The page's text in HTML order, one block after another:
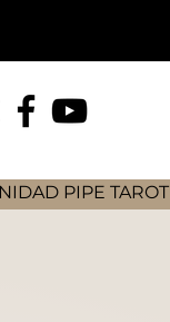
PIPE TAROT